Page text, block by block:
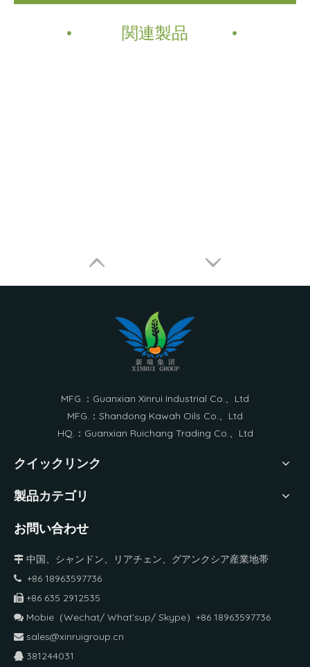
関連製品
大豆食物繊維
MFG.：Guanxian Xinrui Industrial Co.、Ltd
MFG.：Shandong Kawah Oils Co.、Ltd
HQ.：Guanxian Ruichang Trading Co.、Ltd
クイックリンク
製品カテゴリ
お問い合わせ
 中国、シャンドン、リアチェン、グアンクシア産業地帯
 +86 18963597736
 +86 635 2912535
 Mobie（Wechat/ What’sup/ Skype）+86 18963597736
 sales@xinruigroup.cn
 381244031